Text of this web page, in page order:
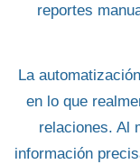
reportes
La
en lo que
relaciones. Al
información